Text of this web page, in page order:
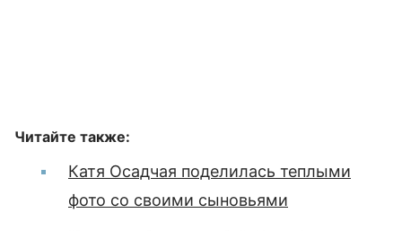
Читайте также:
Катя Осадчая поделилась теплыми
фото со своими сыновьями